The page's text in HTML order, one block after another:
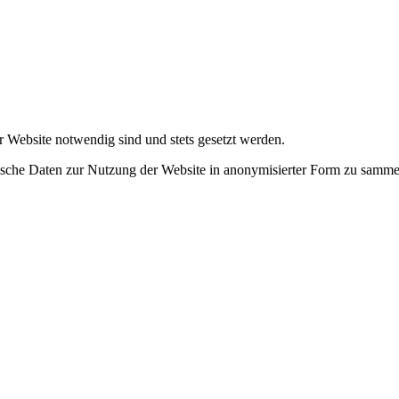
notwendig sind und stets gesetzt werden.
Daten zur Nutzung der Website in anonymisierter Form zu